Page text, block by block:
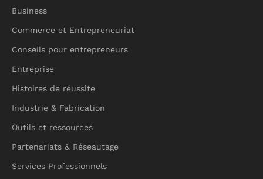
Business
Commerce et Entrepreneuriat
Conseils pour entrepreneurs
Entreprise
Histoires de réussite
Industrie & Fabrication
Outils et ressources
Partenariats & Réseautage
Services Professionnels